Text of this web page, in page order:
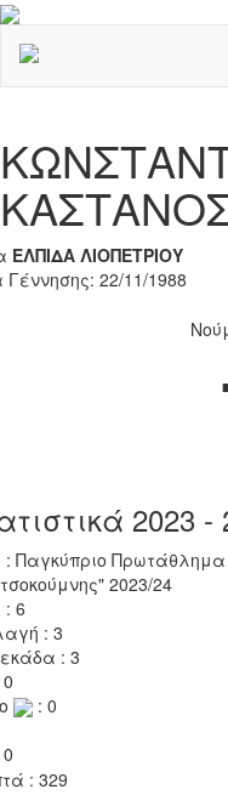
ΕΛΠΙΔΑ ΛΙΟΠΕΤΡΙΟΥ
Γέννησης: 22/11/1988
2023 -
: Παγκύπριο
2023/24
: 6
: 3
: 3
: 0
: 329